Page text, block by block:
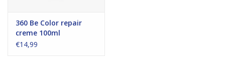
360 Be Color repair
creme 100ml
€14,99